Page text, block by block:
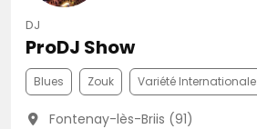
DJ
ProDJ Show
Blues Zouk Variété Internationale
Fontenay-lès-Briis (91)